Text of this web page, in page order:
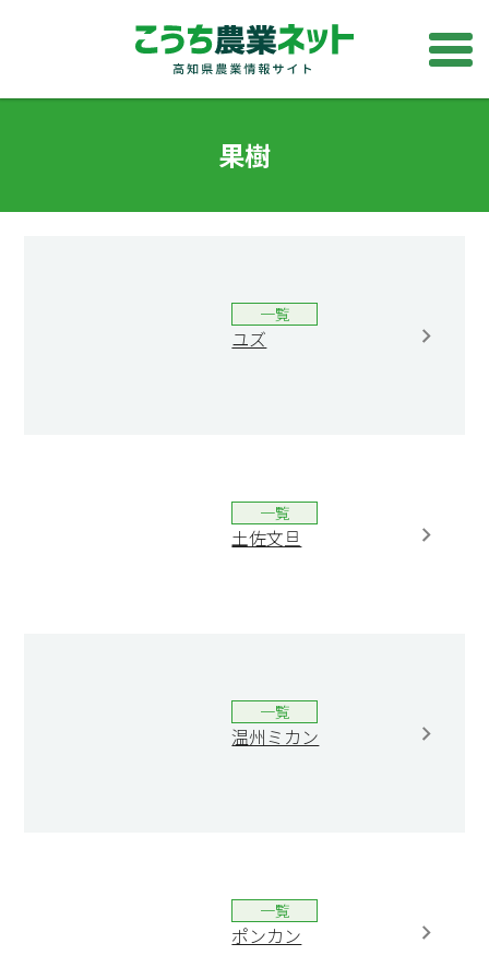
果樹
一覧
ユズ
一覧
土佐文旦
一覧
温州ミカン
一覧
ポンカン